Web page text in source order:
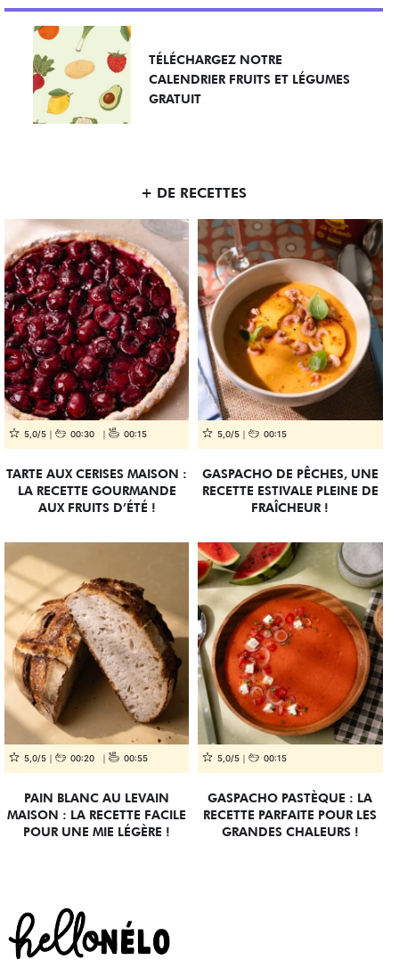
TÉLÉCHARGEZ NOTRE
CALENDRIER FRUITS ET LÉGUMES
GRATUIT
+ DE RECETTES
5,0/5 00:30 00:15
TARTE AUX CERISES MAISON :
LA RECETTE GOURMANDE
AUX FRUITS D’ÉTÉ !
5,0/5 00:15
GASPACHO DE PÊCHES, UNE
RECETTE ESTIVALE PLEINE DE
FRAÎCHEUR !
5,0/5 00:20 00:55
PAIN BLANC AU LEVAIN
MAISON : LA RECETTE FACILE
POUR UNE MIE LÉGÈRE !
5,0/5 00:15
GASPACHO PASTÈQUE : LA
RECETTE PARFAITE POUR LES
GRANDES CHALEURS !